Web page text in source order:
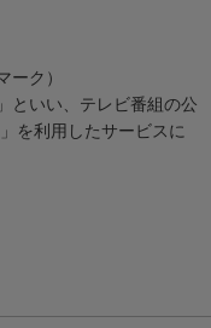
ーク）
といい、テレビ番組の公
を利用したサービスに